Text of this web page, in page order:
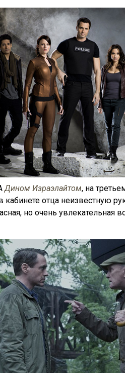
Дином Израэлайтом, на
кабинете отца неизвестную
но очень увлекательная